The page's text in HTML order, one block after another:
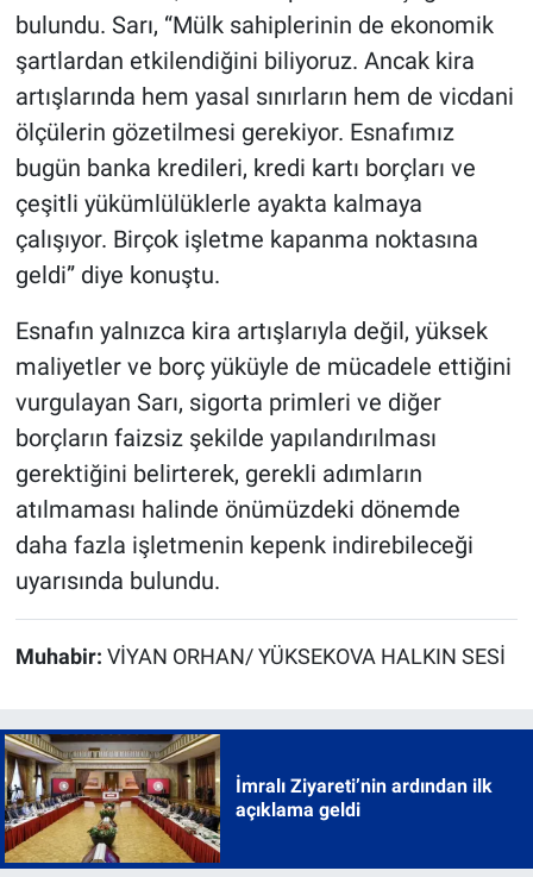
bulundu. Sarı, “Mülk sahiplerinin de ekonomik
şartlardan etkilendiğini biliyoruz. Ancak kira
artışlarında hem yasal sınırların hem de vicdani
ölçülerin gözetilmesi gerekiyor. Esnafımız
bugün banka kredileri, kredi kartı borçları ve
çeşitli yükümlülüklerle ayakta kalmaya
çalışıyor. Birçok işletme kapanma noktasına
geldi” diye konuştu.
Esnafın yalnızca kira artışlarıyla değil, yüksek
maliyetler ve borç yüküyle de mücadele ettiğini
vurgulayan Sarı, sigorta primleri ve diğer
borçların faizsiz şekilde yapılandırılması
gerektiğini belirterek, gerekli adımların
atılmaması halinde önümüzdeki dönemde
daha fazla işletmenin kepenk indirebileceği
uyarısında bulundu.
Muhabir: VİYAN ORHAN/ YÜKSEKOVA HALKIN SESİ
İmralı Ziyareti’nin ardından ilk
açıklama geldi